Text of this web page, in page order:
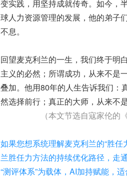
变实践，用坚持成就传奇。如今，
球人力资源管理的发展，他的弟子
不息。
回望麦克利兰的一生，我们终于明
主义的必然；所谓成功，从来不是
叠加。他用80年的人生告诉我们：
然选择前行；真正的大师，从来不
（本文节选自寇家伦的
如果您想系统理解麦克利兰的“胜
兰胜任力方法的持续优化路径，走
“测评体系”为载体，AI加持赋能，